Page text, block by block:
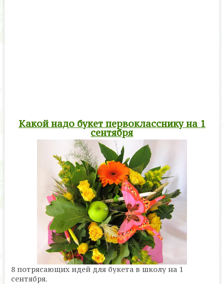
Какой надо букет первокласснику на 1
сентября
8 потрясающих идей для букета в школу на 1
сентября.